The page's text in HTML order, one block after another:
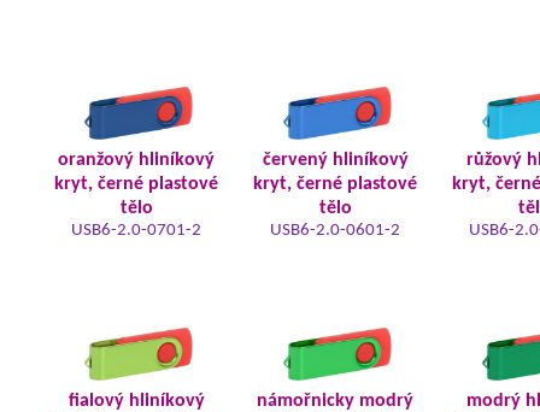
oranžový hliníkový
kryt, černé plastové
tělo
USB6-2.0-0701-2
červený hliníkový
kryt, černé plastové
tělo
USB6-2.0-0601-2
růžový
kryt,
USB6-
fialový hliníkový
námořnicky modrý
modrý